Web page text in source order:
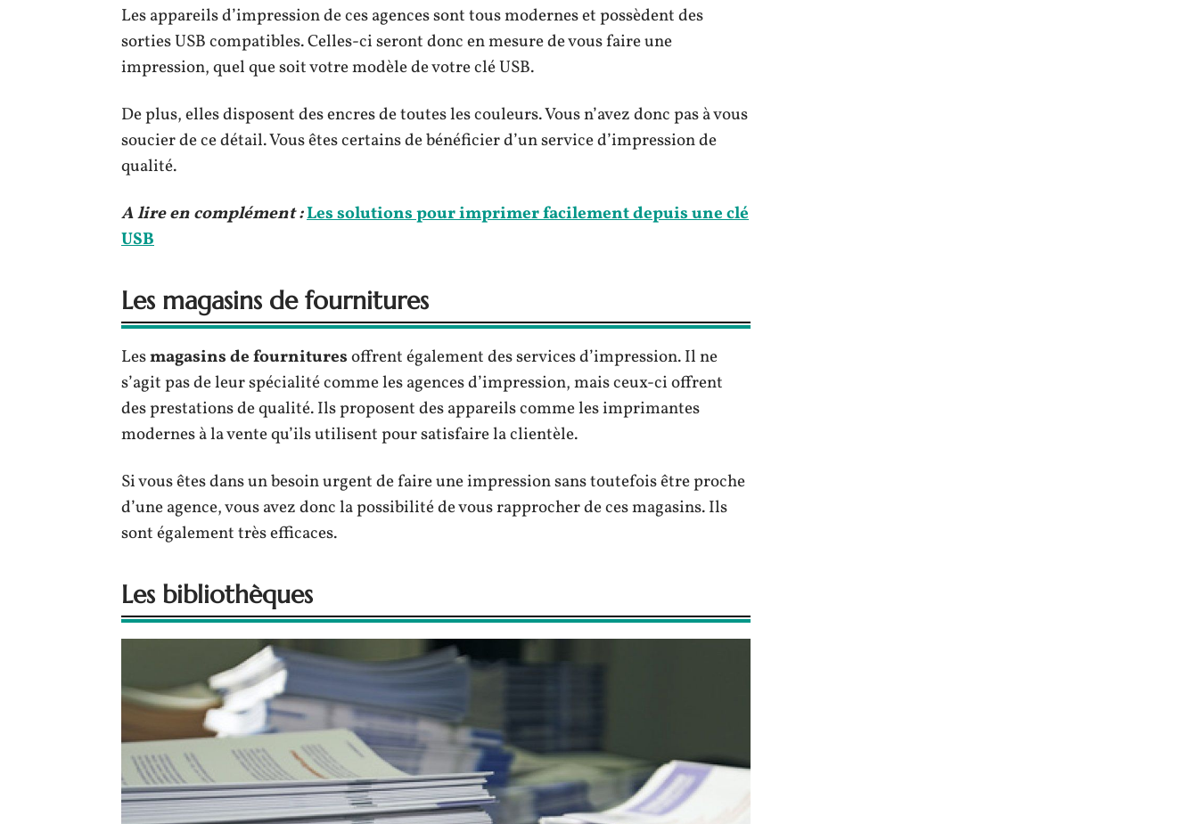
Les appareils d’impression de ces agences sont tous modernes et possèdent des
sorties USB compatibles. Celles-ci seront donc en mesure de vous faire une
impression, quel que soit votre modèle de votre clé USB.
De plus, elles disposent des encres de toutes les couleurs. Vous n’avez donc pas à vous
soucier de ce détail. Vous êtes certains de bénéficier d’un service d’impression de
qualité.
A lire en complément :Les solutions pour imprimer facilement depuis une clé
USB
Les magasins de fournitures
Lesmagasins de fournituresoffrent également des services d’impression. Il ne
s’agit pas de leur spécialité comme les agences d’impression, mais ceux-ci offrent
des prestations de qualité. Ils proposent des appareils comme les imprimantes
modernes à la vente qu’ils utilisent pour satisfaire la clientèle.
Si vous êtes dans un besoin urgent de faire une impression sans toutefois être proche
d’une agence, vous avez donc la possibilité de vous rapprocher de ces magasins. Ils
sont également très efficaces.
Les bibliothèques